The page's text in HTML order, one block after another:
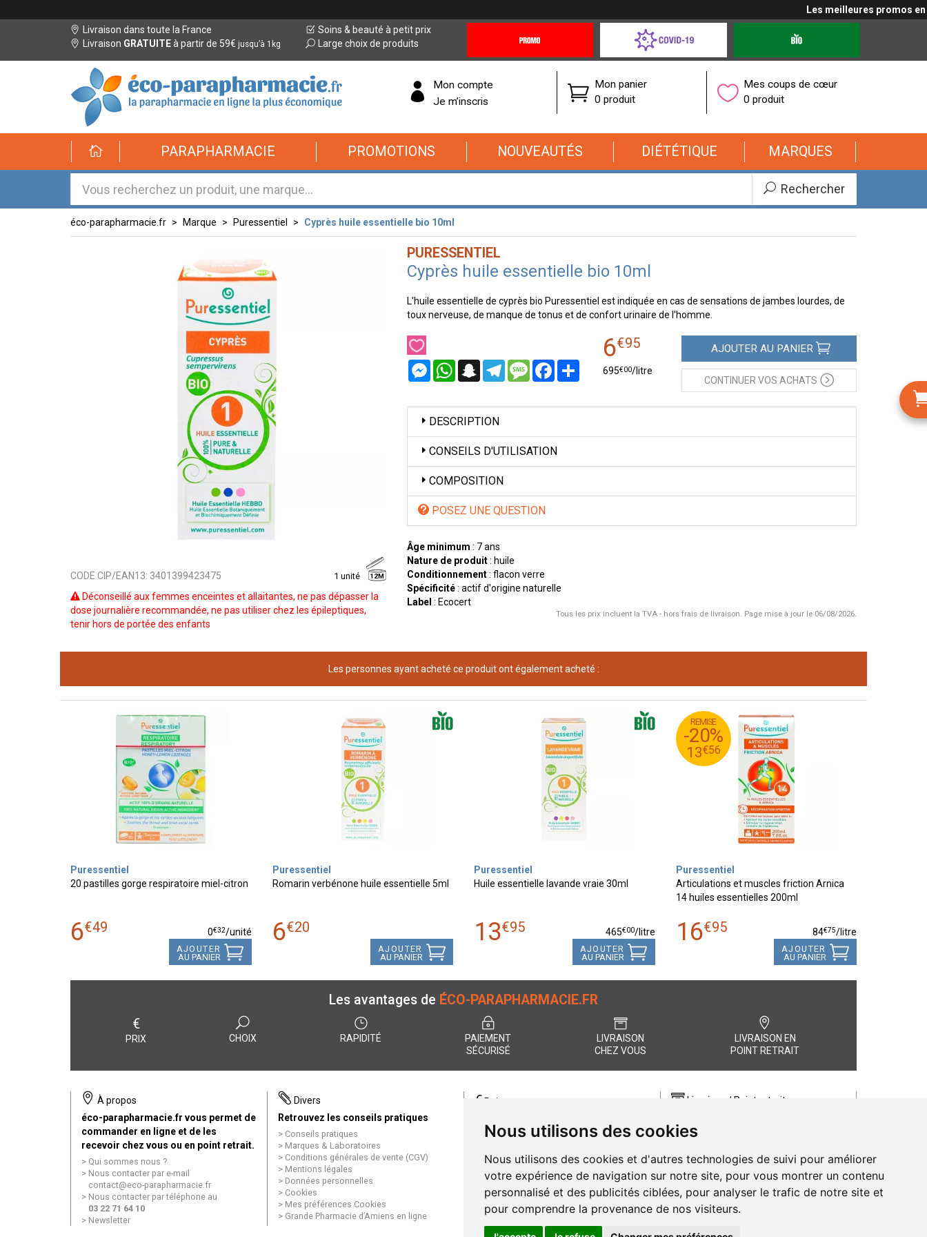
Nous utilisons des cookies
Nous utilisons des cookies et d'autres technologies de suivi pour améliorer
votre expérience de navigation sur notre site, pour vous montrer un contenu
personnalisé et des publicités ciblées, pour analyser le trafic de notre site et
pour comprendre la provenance de nos visiteurs.
Les meilleures promos en
Livraison dans toute la France
Livraison GRATUITEà partir de 59€ jusqu’à 1kg
Soins & beauté à petit prix
Large choix de produits
Offres
Coronavirus
éco-
parapharmacie.fr
éco-
parapharmacie.fr
Mon compte
Je m’inscris
Mon panier
0 produit
Mes coups de cœur
0 produit
PARAPHARMACIE PROMOTIONS NOUVEAUTÉS DIÉTÉTIQUE MARQUES
Rechercher
éco-parapharmacie.fr Marque Puressentiel Cyprès huile essentielle bio 10ml
CODE CIP/EAN13: 3401399423475 1 unité 12M
Déconseillé aux femmes enceintes et allaitantes, ne pas dépasser la
dose journalière recommandée, ne pas utiliser chez les épileptiques,
tenir hors de portée des enfants
PURESSENTIEL
Cyprès huile essentielle bio 10ml
L'huile essentielle de cyprès bio Puressentiel est indiquée en cas de sensations de jambes lourdes, de
toux nerveuse, de manque de tonus et de confort urinaire de l'homme.
MessengerWhatsAppSnapchatTelegramMessageFacebookPartager
6€95
695€00/litre
AJOUTER AU PANIER
CONTINUER VOS ACHATS
DESCRIPTION
CONSEILS D'UTILISATION
COMPOSITION
POSEZ UNE QUESTION
Âge minimum : 7 ans
Nature de produit: huile
Conditionnement: flacon verre
Spécificité: actif d'origine naturelle
Label : Ecocert
Tous les prix incluent la TVA - hors frais de livraison. Page mise à jour le 06/08/2026.
Les personnes ayant acheté ce produit ont également acheté :
Puressentiel
20 pastilles gorge respiratoire miel-citron
6€49 0€32/unité
AJOUTER
AU PANIER
Puressentiel
Romarin verbénone huile essentielle 5ml
6€20
AJOUTER
AU PANIER
Puressentiel
Huile essentielle lavande vraie 30ml
13€95 465€00/litre
AJOUTER
AU PANIER
REMISE
-20%
13€56
16
€
95
13
€
56
Puressentiel
Articulations et muscles friction Arnica
14 huiles essentielles 200ml
16€95 84€75/litre
AJOUTER
AU PANIER
Les avantages de ÉCO-PARAPHARMACIE.FR
€
PRIX CHOIX RAPIDITÉ
PAIEMENT
SÉCURISÉ
LIVRAISON
CHEZ VOUS
LIVRAISON EN
POINT RETRAIT
À propos
éco-parapharmacie.fr vous permet de
commander en ligne et de les
recevoir chez vous ou en point retrait.
Qui sommes nous ?
Nous contacter par e-mail
contact@eco-parapharmacie.fr
Nous contacter par téléphone au
03 22 71 64 10
Newsletter
Divers
Retrouvez les conseils pratiques
Conseils pratiques
Marques & Laboratoires
Conditions générales de vente (CGV)
Mentions légales
Données personnelles
Cookies
Mes préférences Cookies
Grande Pharmacie d’Amiens en ligne
€Paiement
paiement entièrement sécurisé, quel
Paiement sécurisé et simple
Livraison / Point retrait
commande rapidement chez vous ou
Livraison chez vous ou en points relais